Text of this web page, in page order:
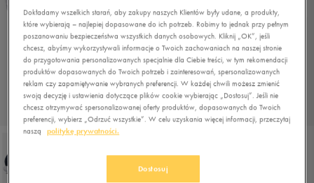
Dokładamy wszelkich starań, aby zakupy naszych Klientów były udane, a produkty,
które wybierają – najlepiej dopasowane do ich potrzeb. Robimy to jednak przy pełnym
poszanowaniu bezpieczeństwa wszystkich danych osobowych. Kliknij „OK”, jeśli
chcesz, abyśmy wykorzystywali informacje o Twoich zachowaniach na naszej stronie
do przygotowania personalizowanych specjalnie dla Ciebie treści, w tym rekomendacji
produktów dopasowanych do Twoich potrzeb i zainteresowań, spersonalizowanych
reklam czy zapamiętywanie wybranych preferencji. W każdej chwili możesz zmienić
swoją decyzję i ustawienia dotyczące plików cookie wybierając „Dostosuj”. Jeśli nie
chcesz otrzymywać spersonalizowanej oferty produktów, dopasowanych do Twoich
preferencji, wybierz „Odrzuć wszystkie”. W celu uzyskania więcej informacji, przeczytaj
naszą
politykę prywatności.
Dostosuj